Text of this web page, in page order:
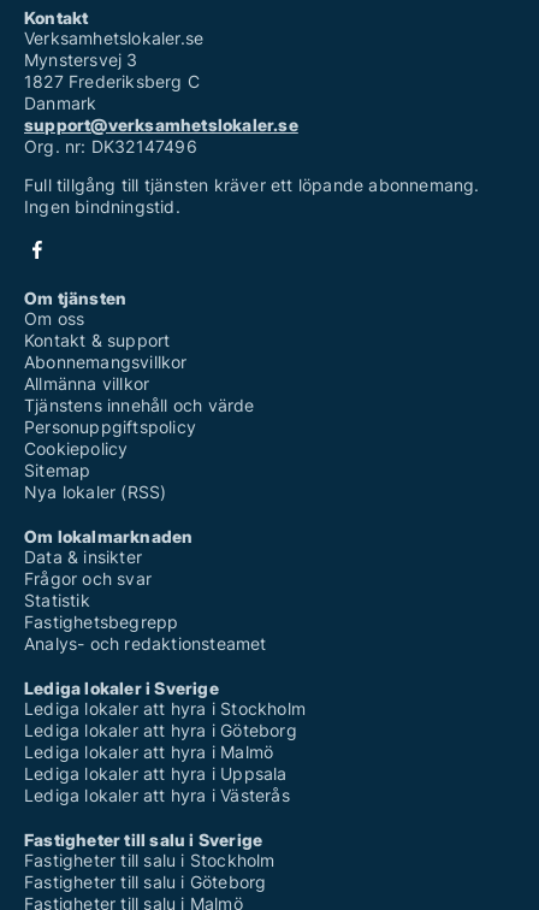
Kontakt
Verksamhetslokaler.se
Mynstersvej 3
1827 Frederiksberg C
Danmark
support@verksamhetslokaler.se
Org. nr: DK32147496
Full tillgång till tjänsten kräver ett löpande abonnemang.
Ingen bindningstid.
Om tjänsten
Om oss
Kontakt & support
Abonnemangsvillkor
Allmänna villkor
Tjänstens innehåll och värde
Personuppgiftspolicy
Cookiepolicy
Sitemap
Nya lokaler (RSS)
Om lokalmarknaden
Data & insikter
Frågor och svar
Statistik
Fastighetsbegrepp
Analys- och redaktionsteamet
Lediga lokaler i Sverige
Lediga lokaler att hyra i Stockholm
Lediga lokaler att hyra i Göteborg
Lediga lokaler att hyra i Malmö
Lediga lokaler att hyra i Uppsala
Lediga lokaler att hyra i Västerås
Fastigheter till salu i Sverige
Fastigheter till salu i Stockholm
Fastigheter till salu i Göteborg
Fastigheter till salu i Malmö